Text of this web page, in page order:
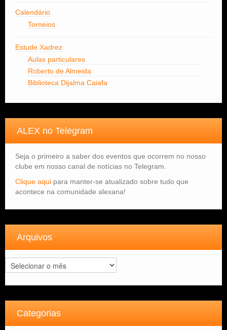
Calendário
Torneios
Estude Xadrez
Aulas particulares
Roberto de Almeida
Biblioteca Dijalma Caiafa
ALEX no Telegram
Seja o primeiro a saber dos eventos que ocorrem no nosso
clube em nosso canal de notícias no Telegram.
Clique aqui para manter-se atualizado sobre tudo que
acontece na comunidade alexana!
Arquivos
Arquivos
Categorias